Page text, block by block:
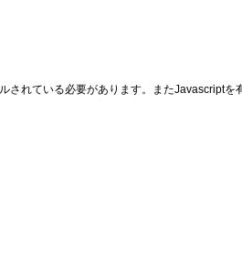
れている必要があります。またJavascriptを